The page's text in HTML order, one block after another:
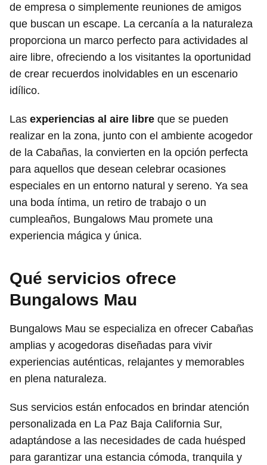
de empresa o simplemente reuniones de amigos
que buscan un escape. La cercanía a la naturaleza
proporciona un marco perfecto para actividades al
aire libre, ofreciendo a los visitantes la oportunidad
de crear recuerdos inolvidables en un escenario
idílico.
Las experiencias al aire libre que se pueden
realizar en la zona, junto con el ambiente acogedor
de la Cabañas, la convierten en la opción perfecta
para aquellos que desean celebrar ocasiones
especiales en un entorno natural y sereno. Ya sea
una boda íntima, un retiro de trabajo o un
cumpleaños, Bungalows Mau promete una
experiencia mágica y única.
Qué servicios ofrece
Bungalows Mau
Bungalows Mau se especializa en ofrecer Cabañas
amplias y acogedoras diseñadas para vivir
experiencias auténticas, relajantes y memorables
en plena naturaleza.
Sus servicios están enfocados en brindar atención
personalizada en La Paz Baja California Sur,
adaptándose a las necesidades de cada huésped
para garantizar una estancia cómoda, tranquila y